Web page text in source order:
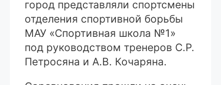
город представляли спортсмены
отделения спортивной борьбы
МАУ «Спортивная школа №1»
под руководством тренеров С.Р.
Петросяна и А.В. Кочаряна.